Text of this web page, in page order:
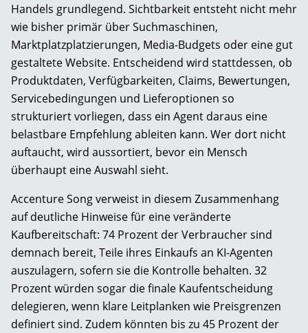
Handels grundlegend. Sichtbarkeit entsteht nicht mehr
wie bisher primär über Suchmaschinen,
Marktplatzplatzierungen, Media-Budgets oder eine gut
gestaltete Website. Entscheidend wird stattdessen, ob
Produktdaten, Verfügbarkeiten, Claims, Bewertungen,
Servicebedingungen und Lieferoptionen so
strukturiert vorliegen, dass ein Agent daraus eine
belastbare Empfehlung ableiten kann. Wer dort nicht
auftaucht, wird aussortiert, bevor ein Mensch
überhaupt eine Auswahl sieht.
Accenture Song verweist in diesem Zusammenhang
auf deutliche Hinweise für eine veränderte
Kaufbereitschaft: 74 Prozent der Verbraucher sind
demnach bereit, Teile ihres Einkaufs an KI-Agenten
auszulagern, sofern sie die Kontrolle behalten. 32
Prozent würden sogar die finale Kaufentscheidung
delegieren, wenn klare Leitplanken wie Preisgrenzen
definiert sind. Zudem könnten bis zu 45 Prozent der